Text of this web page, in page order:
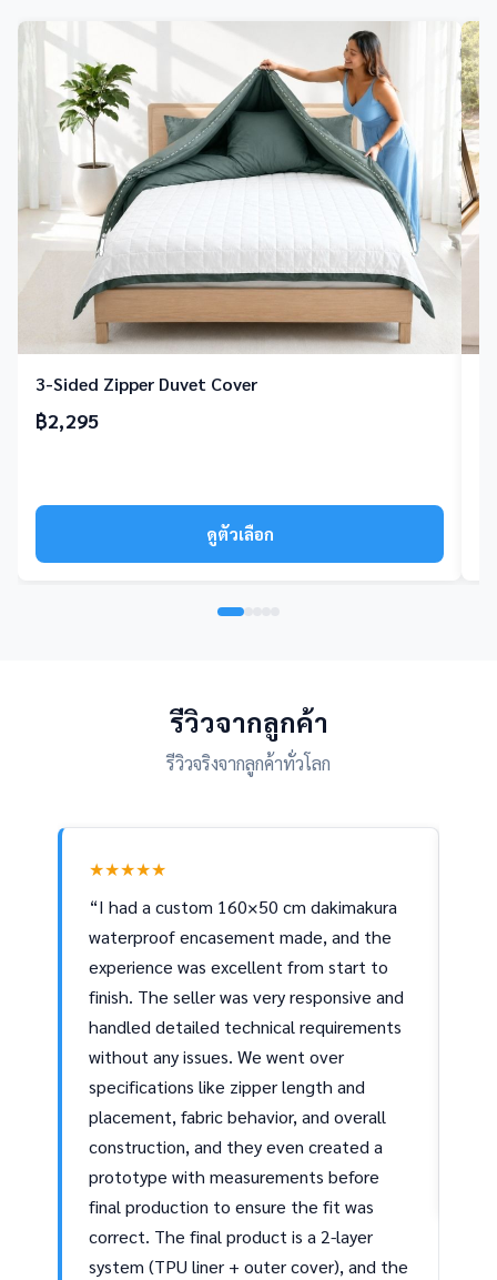
3-Sided Zipper Duvet Cover
฿2,295
ดูตัวเลือก
รีวิวจากลูกค้า
รีวิวจริงจากลูกค้าทั่วโลก
★★★★★
“I had a custom 160×50 cm dakimakura
waterproof encasement made, and the
experience was excellent from start to
finish. The seller was very responsive and
handled detailed technical requirements
without any issues. We went over
specifications like zipper length and
placement, fabric behavior, and overall
construction, and they even created a
prototype with measurements before
final production to ensure the fit was
correct. The final product is a 2-layer
system (TPU liner + outer cover), and the